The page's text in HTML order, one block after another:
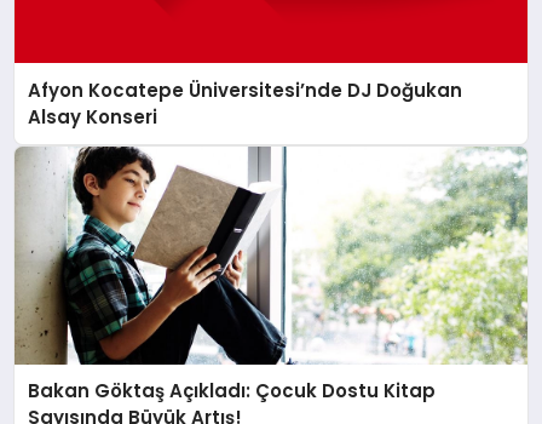
Afyon Kocatepe Üniversitesi’nde DJ Doğukan
Alsay Konseri
Bakan Göktaş Açıkladı: Çocuk Dostu Kitap
Sayısında Büyük Artış!